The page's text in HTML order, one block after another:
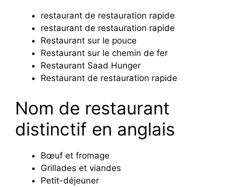
restaurant de restauration rapide
restaurant de restauration rapide
Restaurant sur le pouce
Restaurant sur le chemin de fer
Restaurant Saad Hunger
Restaurant de restauration rapide
Nom de restaurant
distinctif en anglais
Bœuf et fromage
Grillades et viandes
Petit-déjeuner